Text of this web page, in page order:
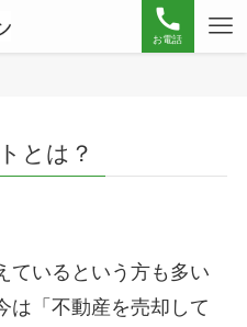
お電話
とは？
ているという方も多い
は「不動産を売却して